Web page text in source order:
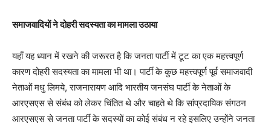
समाजवादियों ने दोहरी सदस्यता का मामला उठाया
यहाँ यह ध्यान में रखने की जरूरत है कि जनता पार्टी में टूट का एक महत्त्वपूर्ण
कारण दोहरी सदस्यता का मामला भी था। पार्टी के कुछ महत्त्वपूर्ण पूर्व समाजवादी
नेताओं मधु लिमये, राजनारायण आदि भारतीय जनसंघ पार्टी के नेताओं के
आरएसएस से संबंध को लेकर चिंतित थे और चाहते थे कि सांप्रदायिक संगठन
आरएसएस से जनता पार्टी के सदस्यों का कोई संबंध न रहे इसलिए उन्होंने जनता